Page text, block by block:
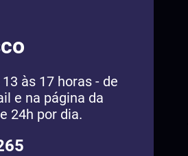
às 17 horas - de
e na página da
24h por dia.